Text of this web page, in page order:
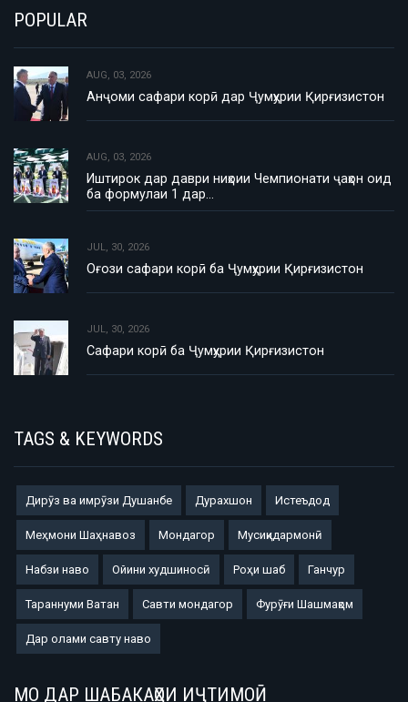
POPULAR
AUG, 03, 2026
Анҷоми сафари корӣ дар Ҷумҳурии Қирғизистон
AUG, 03, 2026
Иштирок дар даври ниҳоии Чемпионати ҷаҳон оид
ба формулаи 1 дар…
JUL, 30, 2026
Оғози сафари корӣ ба Ҷумҳурии Қирғизистон
JUL, 30, 2026
Сафари корӣ ба Ҷумҳурии Қирғизистон
TAGS & KEYWORDS
Дирӯз ва имрӯзи Душанбе Дурахшон Истеъдод
Меҳмони Шаҳнавоз Мондагор Мусиқидармонӣ
Набзи наво Ойини худшиносӣ Роҳи шаб Ганчур
Тараннуми Ватан Савти мондагор Фурӯғи Шашмақом
Дар олами савту наво
МО ДАР ШАБАКАҲОИ ИҶТИМОӢ